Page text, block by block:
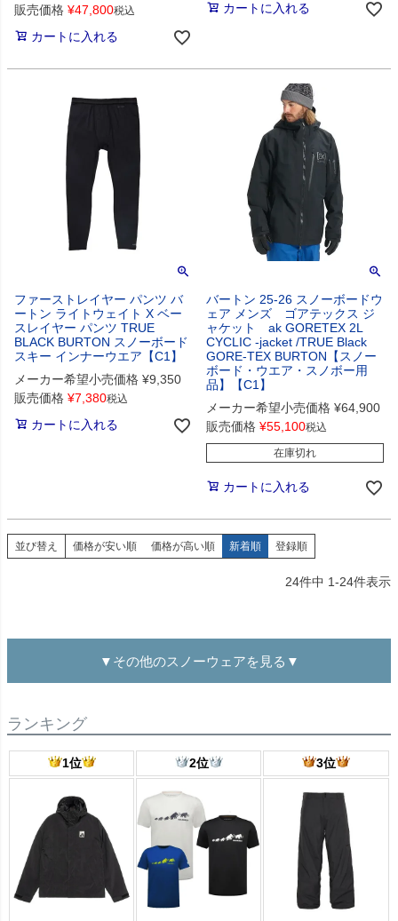
販売価格 ¥47,800税込
カートに入れる
カートに入れる
ファーストレイヤー パンツ バ
ートン ライトウェイト X ベー
スレイヤー パンツ TRUE
BLACK BURTON スノーボード
スキー インナーウエア【C1】
メーカー希望小売価格 ¥9,350
販売価格 ¥7,380税込
カートに入れる
バートン 25-26 スノーボードウ
ェア メンズ ゴアテックス ジ
ャケット ak GORETEX 2L
CYCLIC -jacket /TRUE Black
GORE-TEX BURTON【スノー
ボード・ウエア・スノボー用
品】【C1】
メーカー希望小売価格 ¥64,900
販売価格 ¥55,100税込
在庫切れ
カートに入れる
並び替え 価格が安い順 価格が高い順 新着順 登録順
24件中 1-24件表示
▼その他のスノーウェアを見る▼
ランキング
1位 2位 3位